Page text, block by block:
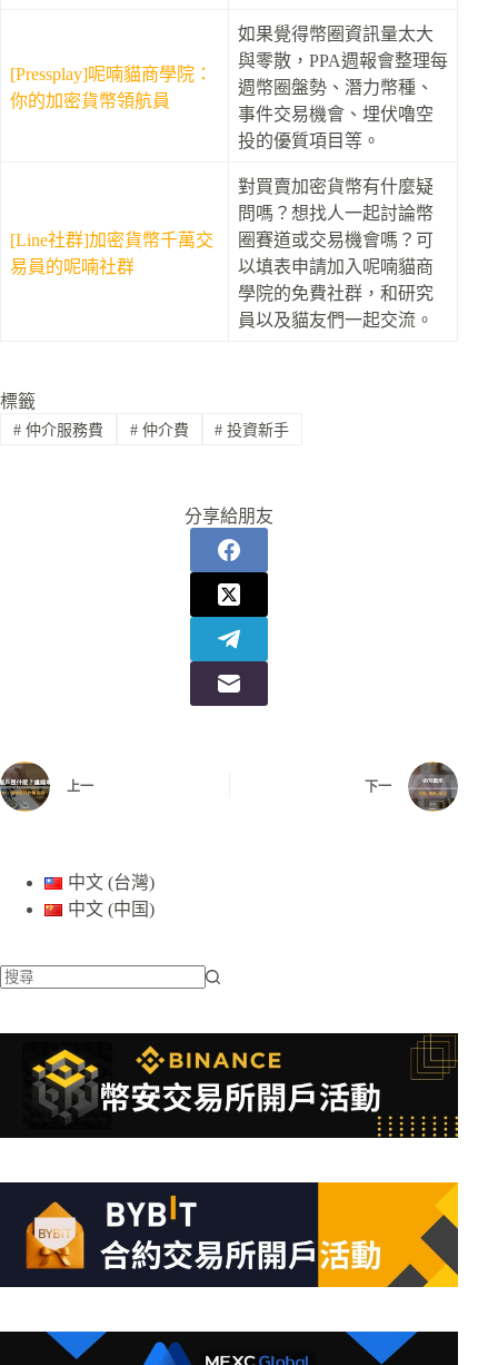
[Pressplay]呢喃貓商學院：
你的加密貨幣領航員
如果覺得幣圈資訊量太大
與零散，PPA週報會整理每
週幣圈盤勢、潛力幣種、
事件交易機會、埋伏嚕空
投的優質項目等。
[Line社群]加密貨幣千萬交
易員的呢喃社群
對買賣加密貨幣有什麼疑
問嗎？想找人一起討論幣
圈賽道或交易機會嗎？可
以填表申請加入呢喃貓商
學院的免費社群，和研究
員以及貓友們一起交流。
標籤
#仲介服務費 #仲介費 # 投資新手
分享給朋友
上一 下一
中文 (台灣)
中文 (中国)
不
條